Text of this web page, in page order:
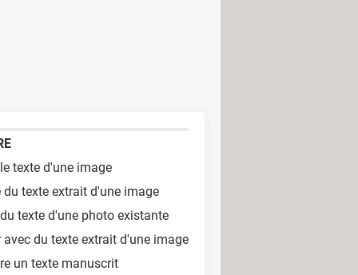
l'appareil photo se charge
texte d'une image
du texte extrait d'une image
texte d'une photo existante
avec du texte extrait d'une image
un texte manuscrit